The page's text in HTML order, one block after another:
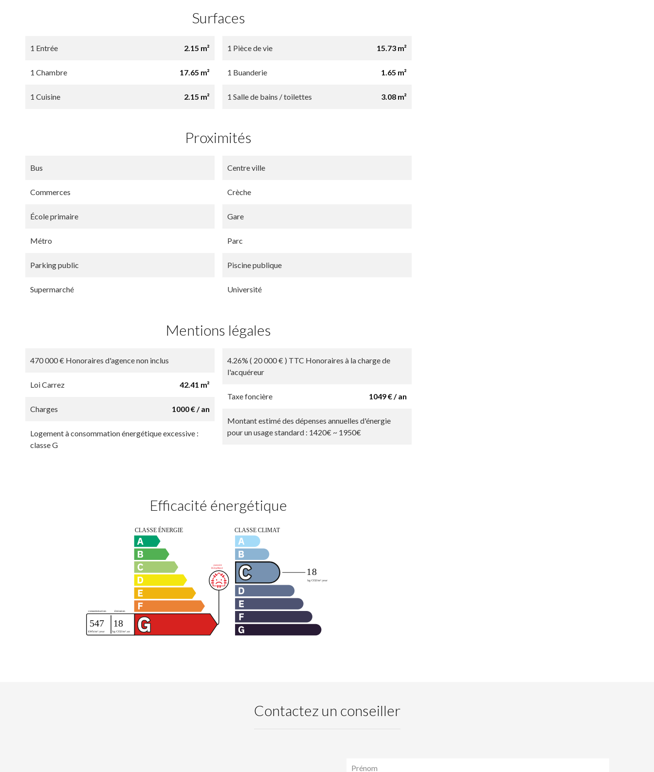
Surfaces
1 Entrée 2.15 m² 1 Pièce de vie 15.73 m²
1 Chambre 17.65 m² 1 Buanderie 1.65 m²
1 Cuisine 2.15 m² 1 Salle de bains / toilettes 3.08 m²
Proximités
Bus Centre ville
Commerces Crèche
École primaire Gare
Métro Parc
Parking public Piscine publique
Supermarché Université
Mentions légales
470 000 € Honoraires d'agence non inclus
4.26% ( 20 000 € ) TTC Honoraires à la charge de
l'acquéreur
Loi Carrez
42.41 m²
Taxe foncière
1049 € / an
Charges
1000 € / an
Montant estimé des dépenses annuelles d'énergie
pour un usage standard : 1420€ ~ 1950€
Logement à consommation énergétique excessive :
classe G
Efficacité énergétique
Contactez un conseiller